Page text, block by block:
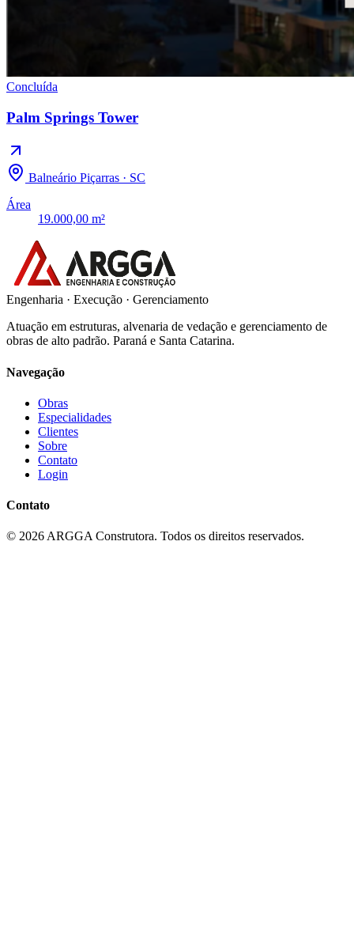
Concluída
Palm Springs Tower
Balneário Piçarras · SC
Área
19.000,00 m²
Engenharia · Execução · Gerenciamento
Atuação em estruturas, alvenaria de vedação e gerenciamento de
obras de alto padrão. Paraná e Santa Catarina.
Navegação
Obras
Especialidades
Clientes
Sobre
Contato
Login
Contato
© 2026ARGGA Construtora. Todos os direitos reservados.